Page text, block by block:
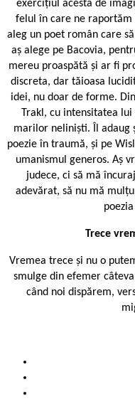
exercițiul acesta de
felul în care ne raportăm
aleg un poet român care
aș alege pe Bacovia,
mereu proaspătă și ar fi
discreta, dar tăioasa
idei, nu doar de forme.
Trakl, cu intensitatea
marilor neliniști. Îl adaug
poezie în traumă, și pe
umanismul generos. Aș
judece, ci să mă
adevărat, să nu mă
Trece
Vremea trece și nu o
smulge din efemer
când noi dispărem,